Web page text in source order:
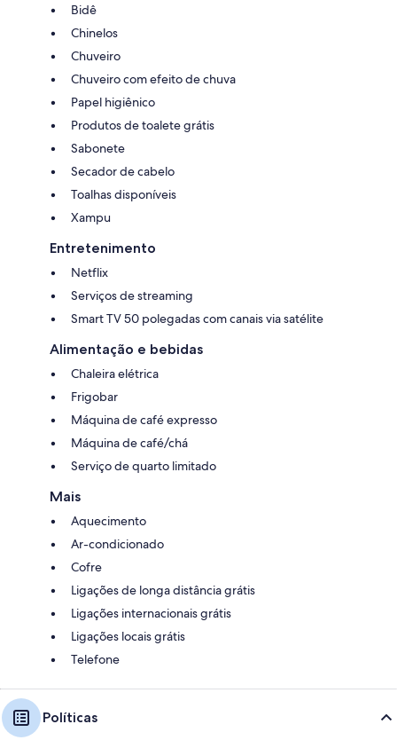
Bidê
Chinelos
Chuveiro
Chuveiro com efeito de chuva
Papel higiênico
Produtos de toalete grátis
Sabonete
Secador de cabelo
Toalhas disponíveis
Xampu
Entretenimento
Netflix
Serviços de streaming
Smart TV 50 polegadas com canais via satélite
Alimentação e bebidas
Chaleira elétrica
Frigobar
Máquina de café expresso
Máquina de café/chá
Serviço de quarto limitado
Mais
Aquecimento
Ar-condicionado
Cofre
Ligações de longa distância grátis
Ligações internacionais grátis
Ligações locais grátis
Telefone
Políticas